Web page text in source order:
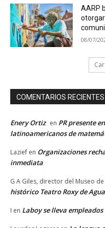
AARP
08/07/
COMENTARIOS RECIENTES
Enery Ortiz en PR presente
latinoamericanos de
Lazief en Organizaciones
inmediata
G A Giles, director del Museo de
histórico Teatro Roxy de
I en Laboy se lleva